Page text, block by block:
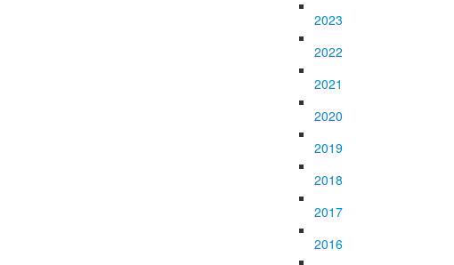
2023
2022
2021
2020
2019
2018
2017
2016